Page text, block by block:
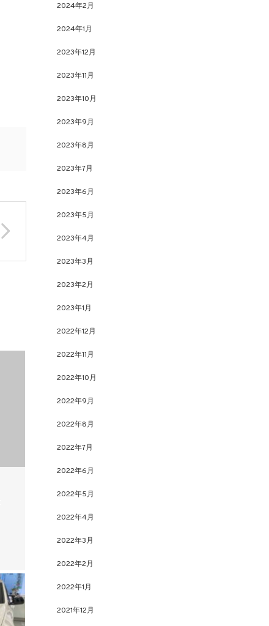
2024年2月
2024年1月
2023年12月
2023年11月
2023年10月
2023年9月
2023年8月
2023年7月
2023年6月
2023年5月
2023年4月
2023年3月
2023年2月
2023年1月
2022年12月
2022年11月
2022年10月
2022年9月
2022年8月
2022年7月
2022年6月
2022年5月
2022年4月
2022年3月
2022年2月
2022年1月
2021年12月